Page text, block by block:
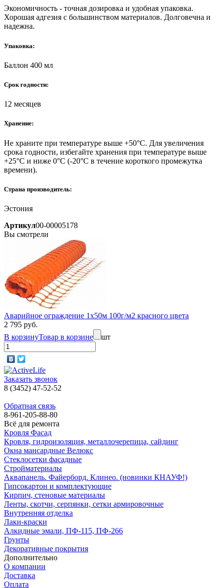
Экономичность - точная дозировка и удобная упаковка.
Хорошая адгезия с большинством материалов. Долговечна и
надежна.
Упаковка:
Баллон 400 мл
Срок годности:
12 месяцев
Хранение:
Не храните при температуре выше +50°С. Для увеличения
срока годности, избегайте хранения при температуре выше
+25°С и ниже 0°С (-20°С в течение короткого промежутка
времени).
Страна производитель:
Эстония
Артикул00-00005178
Вы смотрели
Аварийное ограждение 1х50м 100г/м2 красного цвета
2 795 руб.
В корзинуТовар в корзине шт
Заказать звонок
8 (3452) 47-52-52
Обратная связь
8-961-205-88-80
Всё для ремонта
Кровля Фасад
Кровля, гидроизоляция, металлочерепица, сайдинг
Окна мансардные Велюкс
Стеклосетки фасадные
Стройматериалы
Аквапанель. Файерборд. Клинео. (новинки КНАУФ!)
Гипсокартон и комплектующие
Кирпич, стеновые материалы
Ленты, скотчи, серпянки, сетки армировочные
Внутренняя отделка
Лаки-краски
Алкидные эмали, ПФ-115, ПФ-266
Грунты
Декоративные покрытия
Дополнительно
О компании
Доставка
Оплата